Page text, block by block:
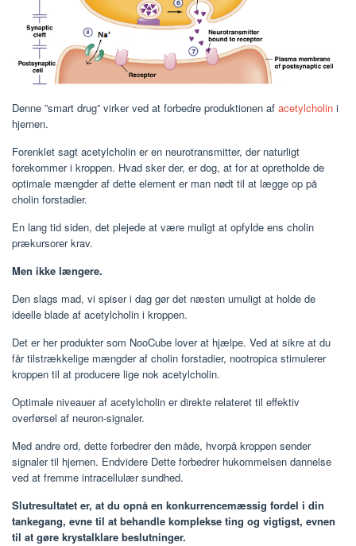
Denne ”smart drug” virker ved at forbedre produktionen af acetylcholin i
hjernen.
Forenklet sagt acetylcholin er en neurotransmitter, der naturligt
forekommer i kroppen. Hvad sker der, er dog, at for at opretholde de
optimale mængder af dette element er man nødt til at lægge op på
cholin forstadier.
En lang tid siden, det plejede at være muligt at opfylde ens cholin
prækursorer krav.
Men ikke længere.
Den slags mad, vi spiser i dag gør det næsten umuligt at holde de
ideelle blade af acetylcholin i kroppen.
Det er her produkter som NooCube lover at hjælpe. Ved at sikre at du
får tilstrækkelige mængder af cholin forstadier, nootropica stimulerer
kroppen til at producere lige nok acetylcholin.
Optimale niveauer af acetylcholin er direkte relateret til effektiv
overførsel af neuron-signaler.
Med andre ord, dette forbedrer den måde, hvorpå kroppen sender
signaler til hjernen. Endvidere Dette forbedrer hukommelsen dannelse
ved at fremme intracellulær sundhed.
Slutresultatet er, at du opnå en konkurrencemæssig fordel i din
tankegang, evne til at behandle komplekse ting og vigtigst, evnen
til at gøre krystalklare beslutninger.